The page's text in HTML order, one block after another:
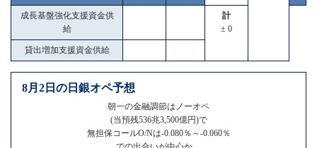
成長基盤強化支援資金供
給
計
± 0
貸出増加支援資金供給
8月2日の日銀オペ予想
朝一の金融調節はノーオペ
(当預残536兆3,500億円)で
無担保コールO/Nは-0.080％～-0.060％